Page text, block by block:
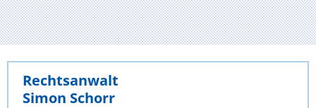
Rechtsanwalt
Simon Schorr